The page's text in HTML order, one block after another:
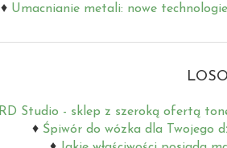
Umacnianie metali: nowe
RD Studio - sklep z szeroką ofertą
Śpiwór do wózka dla Twojego